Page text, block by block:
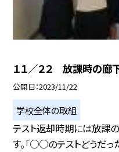
１１／２２ 放課時の廊
公開日 2023/11/22
学校全体の取組
テスト返却時期には放課
す。「○○のテストどうだっ